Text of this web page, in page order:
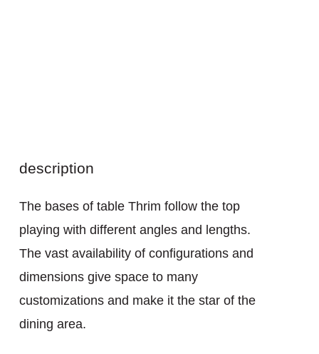
description
The bases of table Thrim follow the top
playing with different angles and lengths.
The vast availability of configurations and
dimensions give space to many
customizations and make it the star of the
dining area.